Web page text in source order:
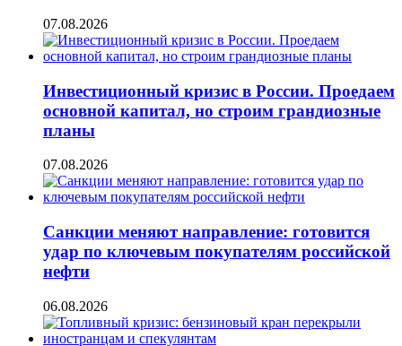
07.08.2026
Инвестиционный кризис в России. Проедаем
основной капитал, но строим грандиозные
планы
07.08.2026
Санкции меняют направление: готовится
удар по ключевым покупателям российской
нефти
06.08.2026